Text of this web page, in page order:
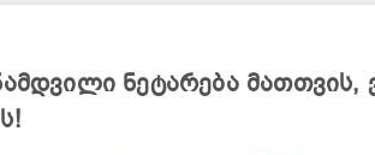
ნეტარება